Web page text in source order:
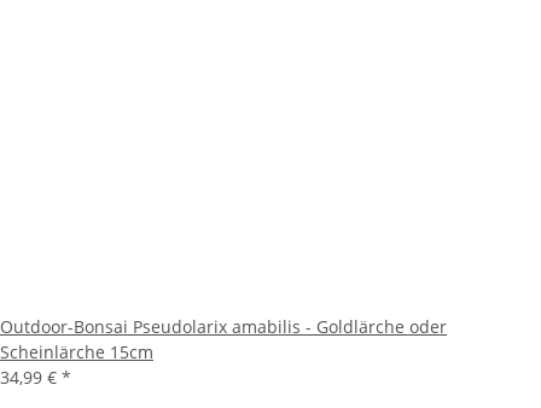
Outdoor-Bonsai Pseudolarix amabilis - Goldlärche oder
Scheinlärche 15cm
34,99 € *